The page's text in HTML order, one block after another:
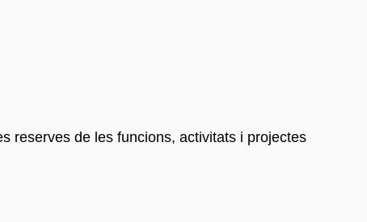
reserves de les funcions, activitats i projectes